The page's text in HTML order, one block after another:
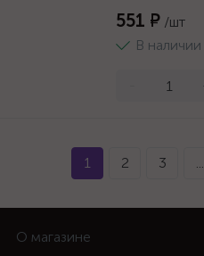
551 ₽ /шт
В
1 2 3 ...
О магазине